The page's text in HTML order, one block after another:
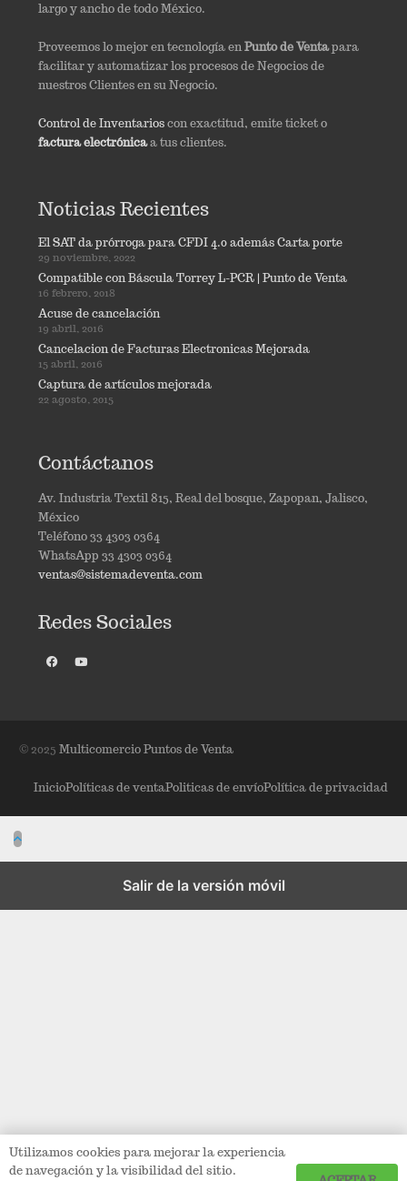
largo y ancho de todo México.
Proveemos lo mejor en tecnología enPunto de Ventapara
facilitar y automatizar los procesos de Negocios de
nuestros Clientes en su Negocio.
Control de Inventarioscon exactitud, emite ticket o
factura electrónicaa tus clientes.
Noticias Recientes
El SAT da prórroga para CFDI 4.0 además Carta porte
29 noviembre, 2022
Compatible con Báscula Torrey L-PCR | Punto de Venta
16 febrero, 2018
Acuse de cancelación
19 abril, 2016
Cancelacion de Facturas Electronicas Mejorada
15 abril, 2016
Captura de artículos mejorada
22 agosto, 2015
Contáctanos
Av. Industria Textil 815, Real del bosque, Zapopan, Jalisco,
México
Teléfono 33 4303 0364
WhatsApp 33 4303 0364
ventas@sistemadeventa.com
Redes Sociales
© 2025 Multicomercio Puntos de Venta
InicioPolíticas de ventaPoliticas de envíoPolítica de privacidad
Salir de la versión móvil
Utilizamos cookies para mejorar la experiencia
de navegación y la visibilidad del sitio.